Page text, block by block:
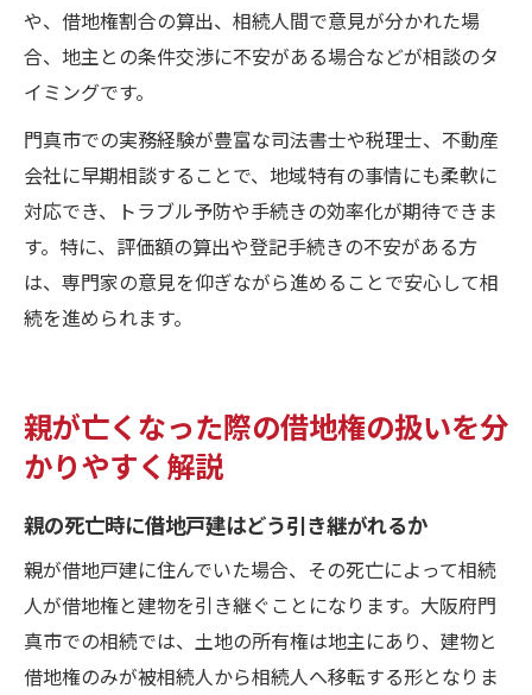
や、借地権割合の算出、相続人間で意見が分かれた場
合、地主との条件交渉に不安がある場合などが相談のタ
イミングです。
門真市での実務経験が豊富な司法書士や税理士、不動産
会社に早期相談することで、地域特有の事情にも柔軟に
対応でき、トラブル予防や手続きの効率化が期待できま
す。特に、評価額の算出や登記手続きの不安がある方
は、専門家の意見を仰ぎながら進めることで安心して相
続を進められます。
親が亡くなった際の借地権の扱いを分
かりやすく解説
親の死亡時に借地戸建はどう引き継がれるか
親が借地戸建に住んでいた場合、その死亡によって相続
人が借地権と建物を引き継ぐことになります。大阪府門
真市での相続では、土地の所有権は地主にあり、建物と
借地権のみが被相続人から相続人へ移転する形となりま